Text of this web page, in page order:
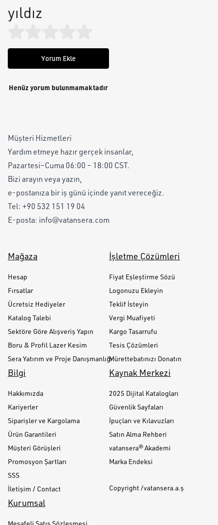
yıldız
Yorum Ekle
Henüz yorum bulunmamaktadır
Müşteri Hizmetleri
Yardım etmeye hazır gerçek insanlar,
Pazartesi–Cuma 06:00 – 18:00 CST.
Bizi arayın veya yazın,
e-postanıza bir iş günü içinde yanıt vereceğiz.
Tel: +90 532 151 19 04
E-posta: info@vatansera.com
Mağaza
Hesap
Fırsatlar
Ücretsiz Hediyeler
Katalog Talebi
Sektöre Göre Alışveriş Yapın
Boru & Profil Lazer Kesim
Sera Yatırım ve Proje Danışmanlığı
İşletme Çözümleri
Fiyat Eşleştirme Sözü
Logonuzu Ekleyin
Teklif İsteyin
Vergi Muafiyeti
Kargo Tasarrufu
Tesis Çözümleri
Mürettebatınızı Donatın
Bilgi
Hakkımızda
Kariyerler
Siparişler ve Kargolama
Ürün Garantileri
Müşteri Görüşleri
Promosyon Şartları
SSS
İletişim / Contact
Kaynak Merkezi
2025 Dijital Katalogları
Güvenlik Sayfaları
İpuçları ve Kılavuzları
Satın Alma Rehberi
vatansera® Akademi
Marka Endeksi
Copyright /vatansera.a.ş
Kurumsal
Mesafeli Satış Sözleşmesi